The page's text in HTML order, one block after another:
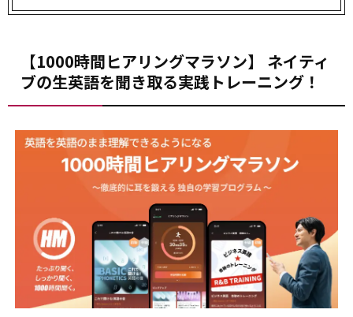
【1000時間ヒアリングマラソン】 ネイティ
ブの生英語を聞き取る実践トレーニング！